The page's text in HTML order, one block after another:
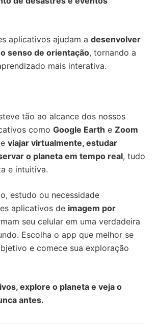
aplicativos ajudam a desenvolver
senso de orientação, tornando a
mais interativa.
tão ao alcance dos nossos
como Google Earth e Zoom
viajar virtualmente, estudar
o planeta em tempo real, tudo
e intuitiva.
estudo ou necessidade
aplicativos de imagem por
seu celular em uma verdadeira
Escolha o app que melhor se
e comece sua exploração
explore o planeta e veja o
antes.